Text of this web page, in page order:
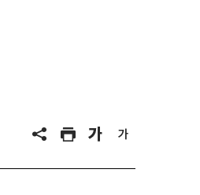
제주 29˚C